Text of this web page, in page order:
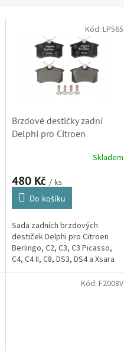
Brzdové destičky zadní
Delphi pro Citroen
Picasso, C3II, C4, C8, DS3 a
Skladem
480 Kč / ks
Do košíku
Sada zadních brzdových
destiček Delphi pro Citroen
Berlingo, C2, C3, C3 Picasso,
C4, C4 II, C8, DS3, DS4 a Xsara
Picasso. (Peugeot 307, 405,
Kód:LP565
Kód:F2008V